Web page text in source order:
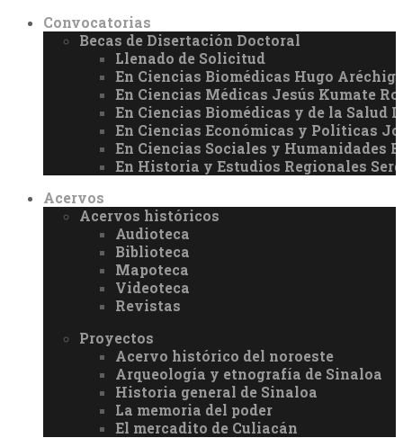
Convocatorias
Becas de Disertación Doctoral
Llenado de Solicitud
En Ciencias Biomédicas Hugo
En Ciencias Médicas Jesús Kumate
En Ciencias Biomédicas y de la Salud
En Ciencias Económicas y Políticas
En Ciencias Sociales y Humanidades
En Historia y Estudios Regionales
Acervos
Acervos históricos
Audioteca
Biblioteca
Mapoteca
Videoteca
Revistas
Proyectos
Acervo histórico del noroeste
Arqueología y etnografía de Sinaloa
Historia general de Sinaloa
La memoria del poder
El mercadito de Culiacán